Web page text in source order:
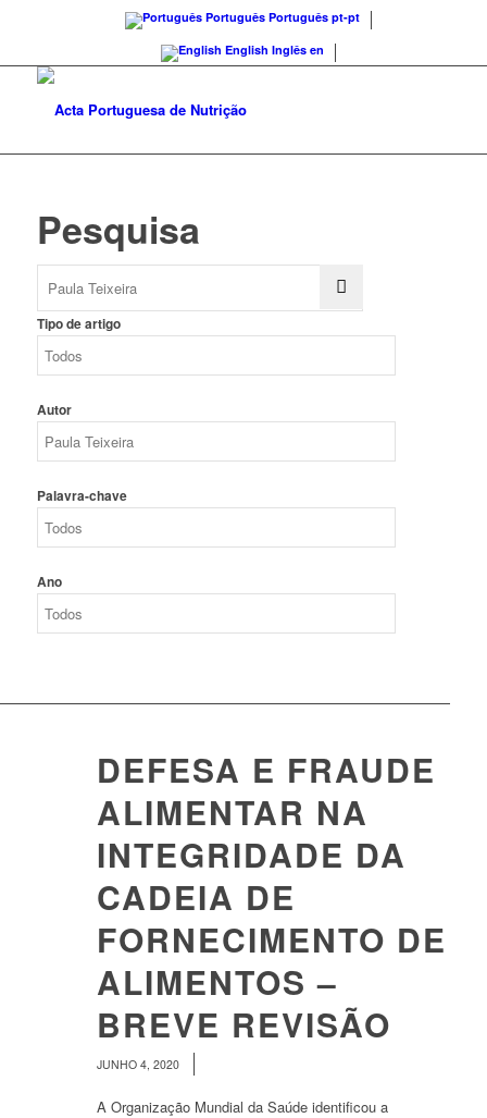
Português Português pt-pt
English Inglês en
Pesquisa
Tipo de artigo
Autor
Palavra-chave
Ano
DEFESA E FRAUDE
ALIMENTAR NA
INTEGRIDADE DA
CADEIA DE
FORNECIMENTO DE
ALIMENTOS –
BREVE REVISÃO
JUNHO 4, 2020
A Organização Mundial da Saúde identificou a